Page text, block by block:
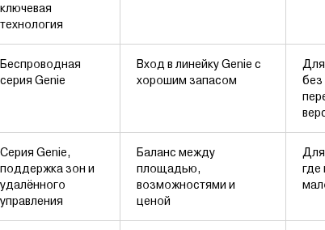
ключевая
технология
Беспроводная
серия Genie
Вход в линейку Genie с
хорошим запасом
Для
без
Серия Genie,
поддержка зон и
удалённого
управления
Баланс между
площадью,
возможностями и
ценой
Для
где